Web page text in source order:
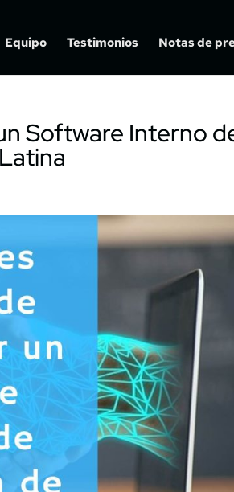
Equipo Testimonios Notas de
Software Interno